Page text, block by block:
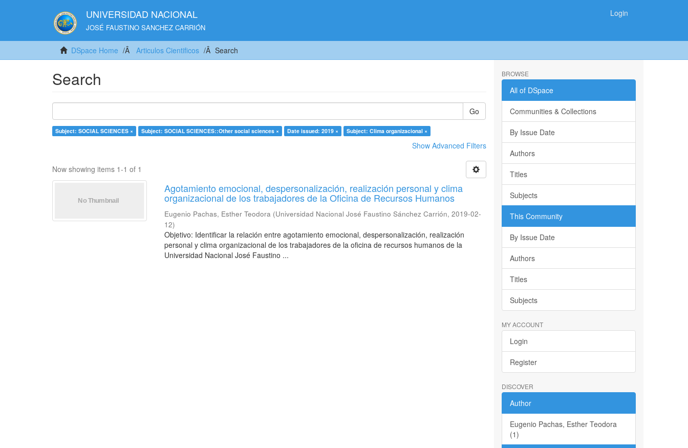
UNIVERSIDAD NACIONAL
JOSÉ FAUSTINO SANCHEZ CARRIÓN
Login
DSpace Home Articulos Cientificos Search
Search
Go
Subject: SOCIAL SCIENCES × Subject: SOCIAL SCIENCES::Other social sciences × Date issued: 2019 × Subject: Clima organizacional ×
Show Advanced Filters
Now showing items 1-1 of 1
Agotamiento emocional, despersonalización, realización personal y clima
organizacional de los trabajadores de la Oficina de Recursos Humanos
Eugenio Pachas, Esther Teodora (Universidad Nacional José Faustino Sánchez Carrión,2019-02-
12)
Objetivo: Identificar la relación entre agotamiento emocional, despersonalización, realización
personal y clima organizacional de los trabajadores de la oficina de recursos humanos de la
Universidad Nacional José Faustino ...
BROWSE
All of DSpace
Communities & Collections
By Issue Date
Authors
Titles
Subjects
This Community
By Issue Date
Authors
Titles
Subjects
MY ACCOUNT
Login
Register
DISCOVER
Author
Eugenio Pachas, Esther Teodora
(1)